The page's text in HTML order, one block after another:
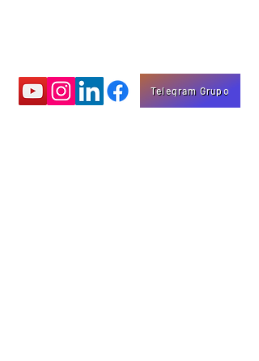
Telegram Grupo